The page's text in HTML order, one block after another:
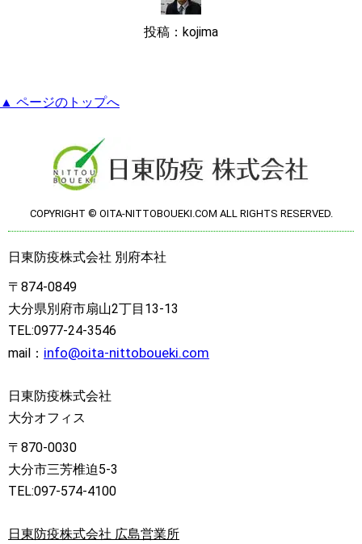
投稿：kojima
▲ ページのトップへ
COPYRIGHT © OITA-NITTOBOUEKI.COM ALL RIGHTS RESERVED.
日東防疫株式会社 別府本社
〒874-0849
大分県別府市扇山2丁目13-13
TEL:0977-24-3546
mail： info@oita-nittoboueki.com
日東防疫株式会社
大分オフィス
〒870-0030
大分市三芳椎迫5-3
TEL:097-574-4100
日東防疫株式会社 広島営業所